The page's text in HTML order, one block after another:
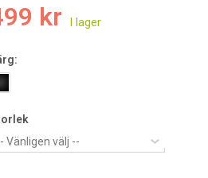
kr
Vänligen välj --